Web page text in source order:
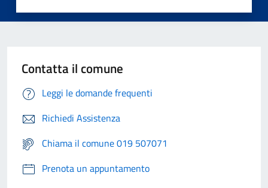
Contatta il comune
Leggi le domande frequenti
Richiedi Assistenza
Chiama il comune 019 507071
Prenota un appuntamento